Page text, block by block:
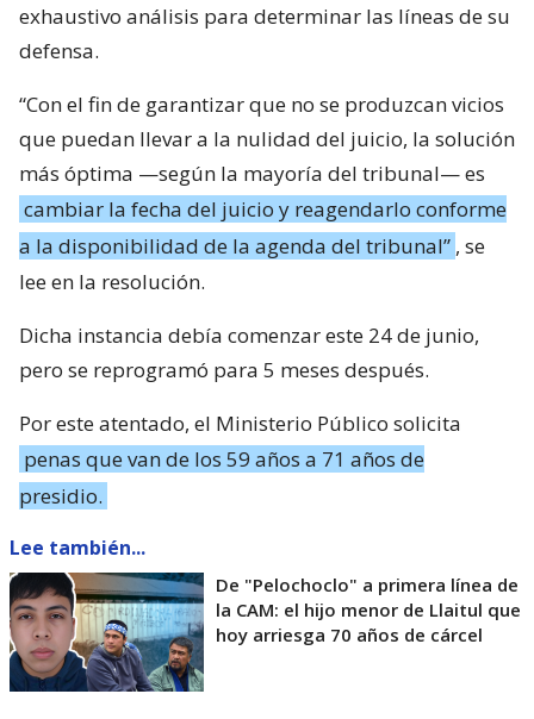
exhaustivo análisis para determinar las líneas de su
defensa.
“Con el fin de garantizar que no se produzcan vicios
que puedan llevar a la nulidad del juicio, la solución
más óptima —según la mayoría del tribunal— es
cambiar la fecha del juicio y reagendarlo conforme
a la disponibilidad de la agenda del tribunal” , se
lee en la resolución.
Dicha instancia debía comenzar este 24 de junio,
pero se reprogramó para 5 meses después.
Por este atentado, el Ministerio Público solicita
penas que van de los 59 años a 71 años de
presidio.
Lee también...
De "Pelochoclo" a primera línea de
la CAM: el hijo menor de Llaitul que
hoy arriesga 70 años de cárcel